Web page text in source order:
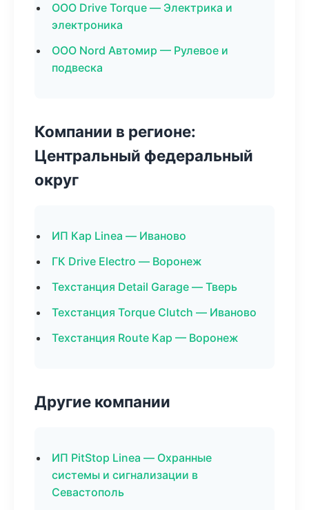
ООО Drive Torque — Электрика и
электроника
ООО Nord Автомир — Рулевое и
подвеска
Компании в регионе:
Центральный федеральный
округ
ИП Кар Linea — Иваново
ГК Drive Electro — Воронеж
Техстанция Detail Garage — Тверь
Техстанция Torque Clutch — Иваново
Техстанция Route Кар — Воронеж
Другие компании
ИП PitStop Linea — Охранные
системы и сигнализации в
Севастополь